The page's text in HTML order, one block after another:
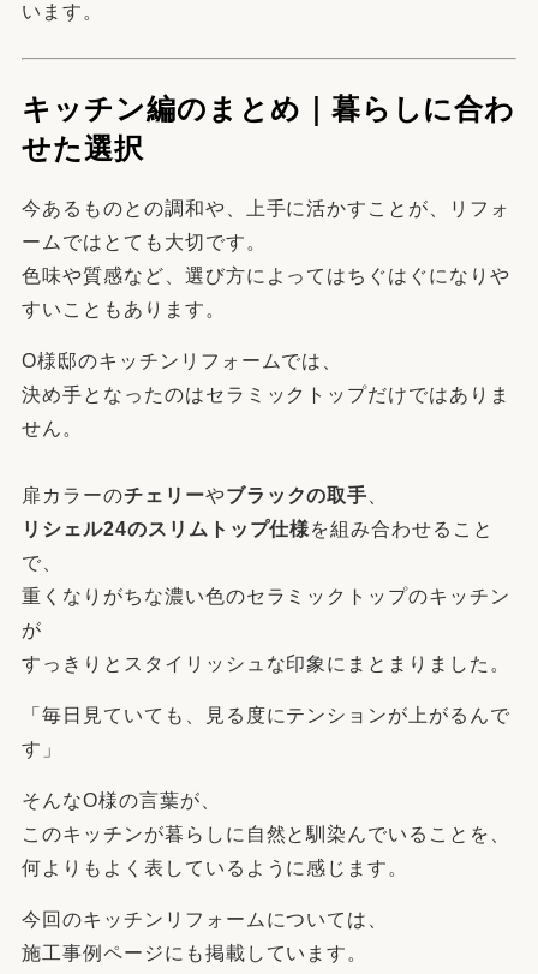
います。
キッチン編のまとめ｜暮らしに合わ
せた選択
今あるものとの調和や、上手に活かすことが、リフォ
ームではとても大切です。
色味や質感など、選び方によってはちぐはぐになりや
すいこともあります。
O様邸のキッチンリフォームでは、
決め手となったのはセラミックトップだけではありま
せん。
扉カラーのチェリーやブラックの取手
リシェル24のスリムトップ仕様を組み合わせること
で、
重くなりがちな濃い色のセラミックトップのキッチン
が
すっきりとスタイリッシュな印象にまとまりました。
「毎日見ていても、見る度にテンションが上がるんで
す」
そんなO様の言葉が、
このキッチンが暮らしに自然と馴染んでいることを、
何よりもよく表しているように感じます。
今回のキッチンリフォームについては、
施工事例ページにも掲載しています。